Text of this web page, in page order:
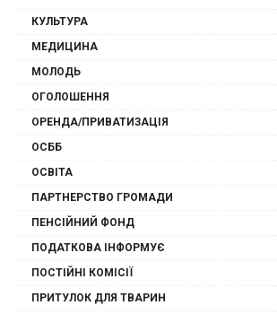
КУЛЬТУРА
МЕДИЦИНА
МОЛОДЬ
ОГОЛОШЕННЯ
ОРЕНДА/ПРИВАТИЗАЦІЯ
ОСББ
ОСВІТА
ПАРТНЕРСТВО ГРОМАДИ
ПЕНСІЙНИЙ ФОНД
ПОДАТКОВА ІНФОРМУЄ
ПОСТІЙНІ КОМІСІЇ
ПРИТУЛОК ДЛЯ ТВАРИН